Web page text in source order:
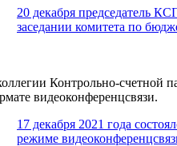
20 декабря председатель
заседании комитета по
Контрольно-счетной
видеоконференцсвязи.
17 декабря 2021 года
режиме